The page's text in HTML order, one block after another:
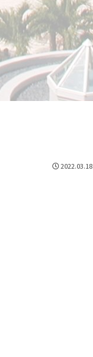
2022.03.18